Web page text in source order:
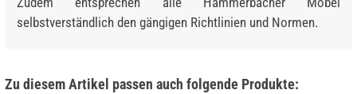
selbstverständlich den gängigen Richtlinien und Normen.
Zu diesem Artikel passen auch folgende Produkte: